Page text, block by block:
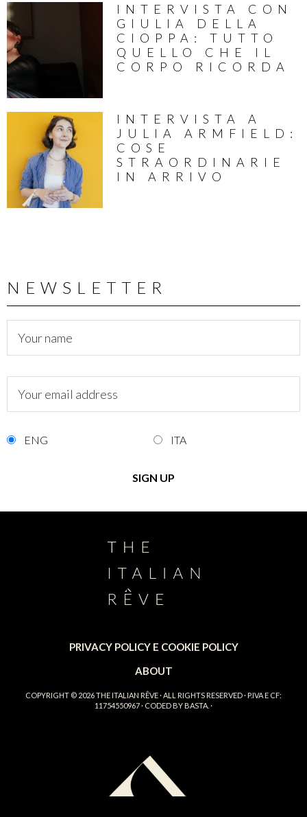
INTERVISTA CON
GIULIA DELLA
CIOPPA: TUTTO
QUELLO CHE IL
CORPO RICORDA
INTERVISTA A
JULIA ARMFIELD:
COSE
STRAORDINARIE
IN ARRIVO
NEWSLETTER
ENG ITA
PRIVACY POLICY E COOKIE POLICY
ABOUT
COPYRIGHT © 2026THE ITALIAN RÊVE· ALL RIGHTS RESERVED · P.IVA E CF:
11754550967 · CODED BY BASTA. ·